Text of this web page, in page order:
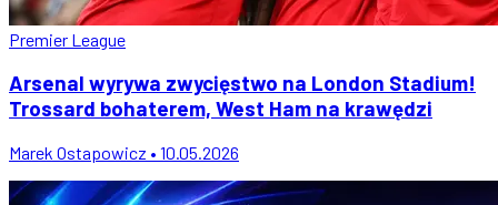
Premier League
Arsenal wyrywa zwycięstwo na London Stadium!
Trossard bohaterem, West Ham na krawędzi
Marek Ostapowicz • 10.05.2026